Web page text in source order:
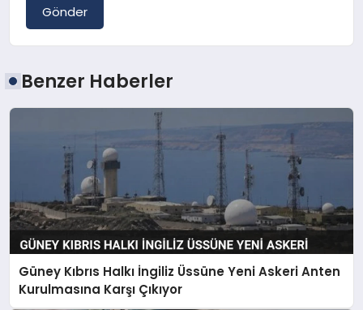
Gönder
Benzer Haberler
Güney Kıbrıs Halkı İngiliz Üssüne Yeni Askeri Anten
Kurulmasına Karşı Çıkıyor